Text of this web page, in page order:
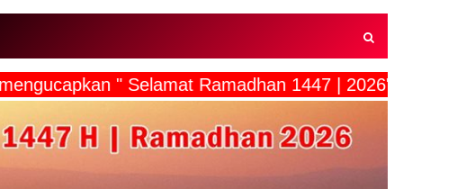
" Selamat Ramadhan 1447 | 2026"